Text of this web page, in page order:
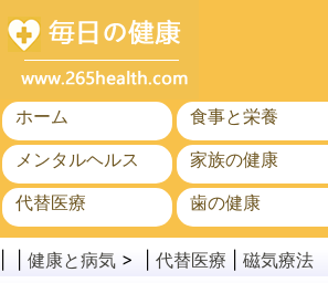
ホーム
食事と栄養
メンタルヘルス
家族の健康
代替医療
歯の健康
がん
公衆衛生と安全
健康と病気 > | 代替医療 磁気療法